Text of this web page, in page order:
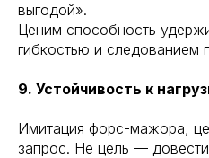
выгодой».
Ценим способность
гибкостью и следованием
9. Устойчивость к
Имитация форс-мажора,
запрос. Не цель —